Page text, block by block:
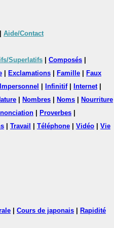
Aide/Contact
Superlatifs Composés
Exclamations Famille
Faux
Impersonnel Infinitif| Internet|
Nombres Noms
Nourriture
Proverbes
Travail Téléphone Vidéo
Vie
Cours de japonais
Rapidité